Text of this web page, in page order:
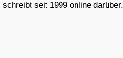
seit 1999 online darüber.